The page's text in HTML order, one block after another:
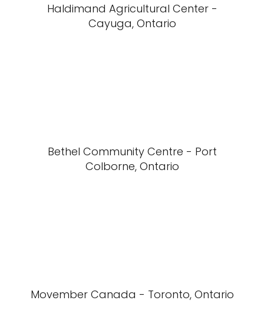
Haldimand Agricultural Center -
Cayuga, Ontario
Bethel Community Centre - Port
Colborne, Ontario
Movember Canada - Toronto, Ontario